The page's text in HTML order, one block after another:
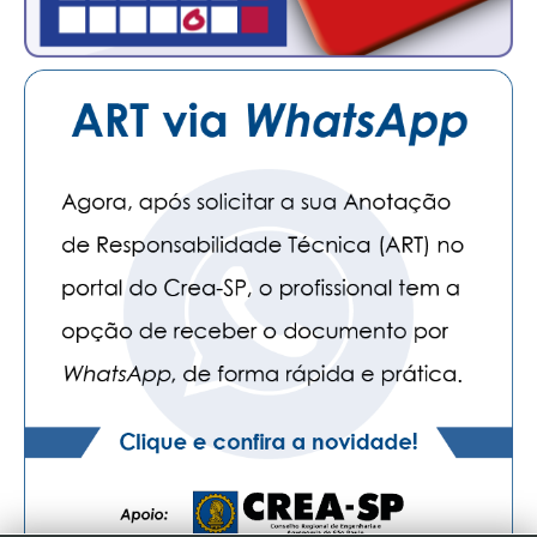
CONTATO
SEESP EDUCAÇÃO
PLATAFORMAS GRATUITAS
BENEFÍCIOS
APOSENTADORIA
PLANO DE SAÚDE